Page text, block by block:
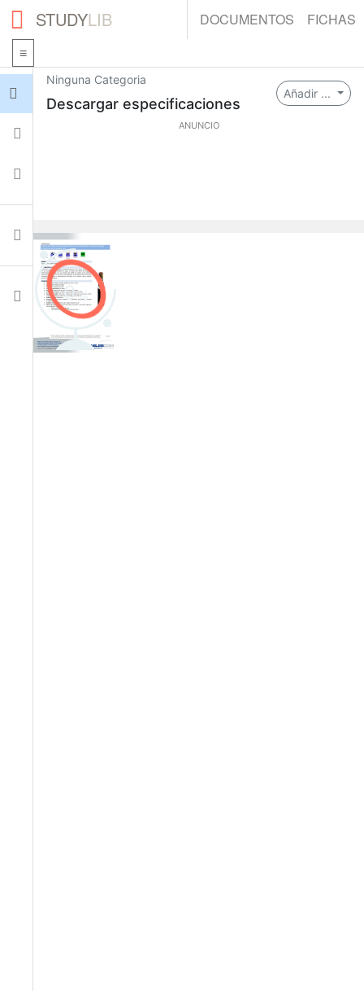
STUDYLIB DOCUMENTOS FICHAS
Documentos
Ajustes
Añadir ...
Ninguna Categoria
Descargar especificaciones
ANUNCIO
0